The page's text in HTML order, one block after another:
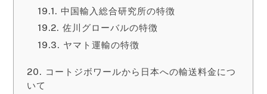
中国輸入総合研究所の特徴
佐川グローバルの特徴
ヤマト運輸の特徴
コートジボワールから日本への輸送料金につ
いて